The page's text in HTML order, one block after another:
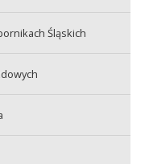
Śląskich